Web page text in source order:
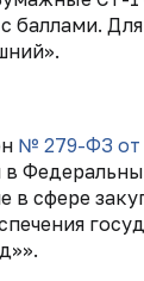
баллами.
№ 279-ФЗ от
в
в сфере